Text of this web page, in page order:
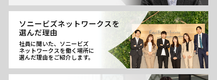
ソニービズネットワークスを
選んだ理由
社員に聞いた、ソニービズ
ネットワークスを働く場所に
選んだ理由をご紹介します。